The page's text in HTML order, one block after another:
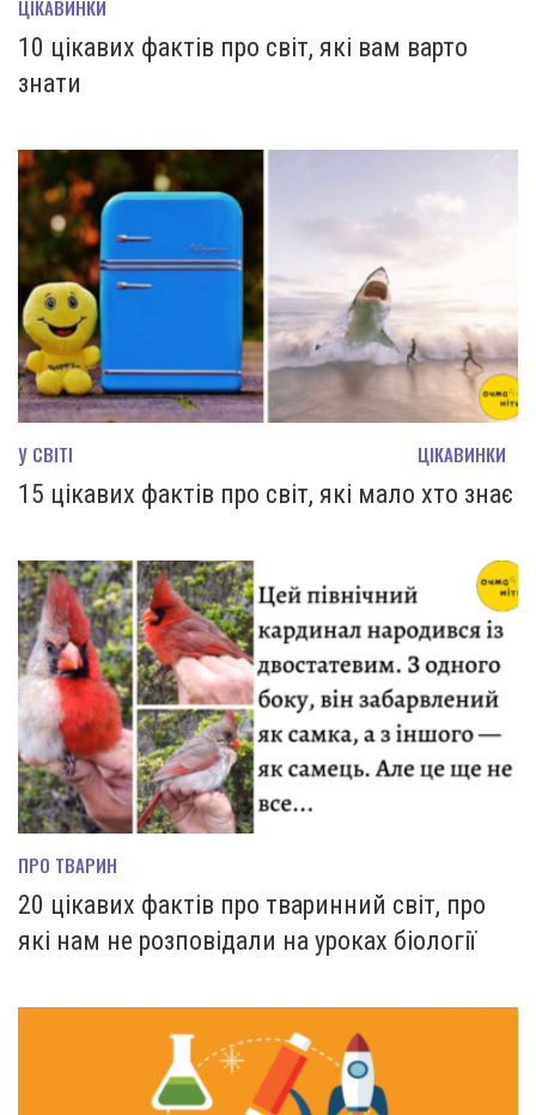
ЦІКАВИНКИ
10 цікавих фактів про світ, які вам варто
знати
У СВІТІ ЦІКАВИНКИ
15 цікавих фактів про світ, які мало хто знає
ПРО ТВАРИН
20 цікавих фактів про тваринний світ, про
які нам не розповідали на уроках біології